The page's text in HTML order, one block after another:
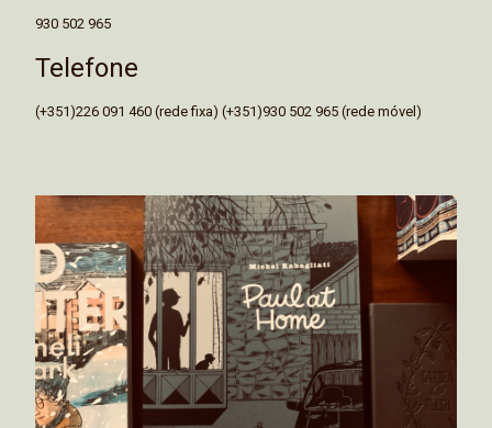
930 502 965
Telefone
(+351)226 091 460 (rede fixa) (+351)930 502 965 (rede móvel)